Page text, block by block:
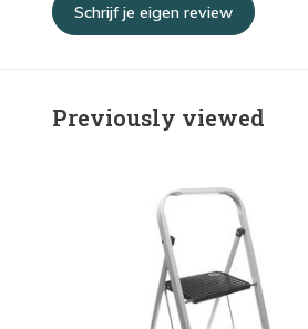
Schrijf je eigen review
Previously viewed